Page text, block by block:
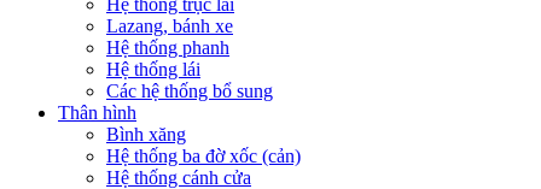
Hệ thống trục lái
Lazang, bánh xe
Hệ thống phanh
Hệ thống lái
Các hệ thống bổ sung
Thân hình
Bình xăng
Hệ thống ba đờ xốc (cản)
Hệ thống cánh cửa